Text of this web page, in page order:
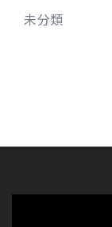
未分類